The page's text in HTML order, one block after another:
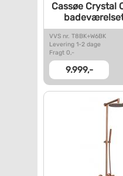
Cassøe Crystal
VVS nr. T8BK+W6BK
Levering 1-2 dage
Fragt 0,-
9.999,-